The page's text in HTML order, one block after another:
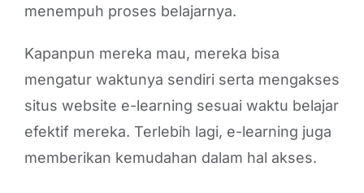
menempuh proses belajarnya.
Kapanpun mereka mau, mereka bisa
mengatur waktunya sendiri serta mengakses
situs website e-learning sesuai waktu belajar
efektif mereka. Terlebih lagi, e-learning juga
memberikan kemudahan dalam hal akses.